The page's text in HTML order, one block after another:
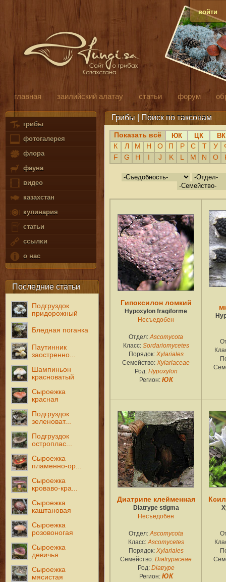
войти
главная заилийский алатау статьи форум
грибы
фотогалерея
флора
фауна
видео
казахстан
кулинария
статьи
ссылки
о нас
Последние статьи
Подгруздок
придорожный
Бледная поганка
Паутинник
заостренно...
Шампиньон
красноватый
Сыроежка
красная
Подгруздок
зеленоват...
Подгруздок
остроплас...
Сыроежка
пламенно-ор...
Сыроежка
кроваво-кра...
Сыроежка
каштановая
Сыроежка
розовоногая
Сыроежка
девичья
Сыроежка
мясистая
Грибы | Поиск по таксонам
Показать всё ЮК ЦК
ВК
К
Л М Н О П Р С Т У
F
G H J K M N O
Гипоксилон ломкий
Hypoxylon fragiforme
Несъедобен
Отдел:Ascomycota
Класс: Sordariomycetes
Порядок: Xylariales
Семейство: Xylariaceae
Род: Hypoxylon
Регион: ЮК
Диатрипе клейменная
Diatrype stigma
Несъедобен
Отдел:Ascomycota
Класс:Ascomycetes
Порядок: Xylariales
Семейство: Diatrypaceae
Род: Diatrype
Регион: ЮК